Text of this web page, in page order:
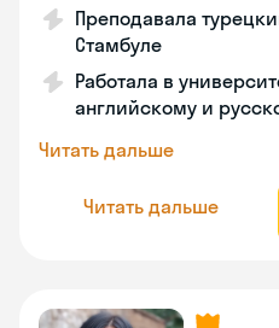
Преподавала
Стамбуле
Работала в
английскому и
Читать дальше
Читать дальше